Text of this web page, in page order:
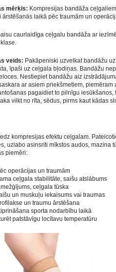
mērķis: Kompresijas bandāža
ārstēšanās laikā pēc traumām un
caurlaidīga ceļgalu bandāža ar
veids: Pakāpeniski uzvelkat bandāžu
īpaši uz ceļgala bļodiņas. Bandāžu
Nestiepiet bandāžu aiz
ar asiem priekšmetiem, piemēram
pagaidiet to pilnīgu
vilkt no rīta, sēdus, pirms kaut kādas
kompresijas efektu ceļgalam.
uzlabo asinsriti mīkstos audos, mazina
piemēri:
operācijas un traumām
ceļgala stabilitāte, saišu atslābums
ceļgala tūska
un muskuļu iekaisums vai traumas
un traumu ārstēšana
sporta nodarbību laikā
patstāvīgu locītavu temperatūru